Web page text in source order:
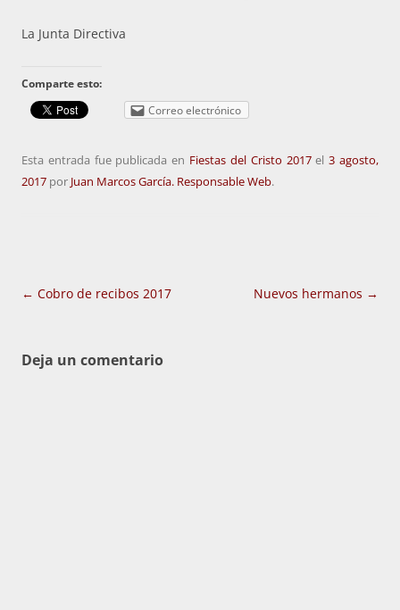
La Junta Directiva
Comparte esto:
Correo electrónico
Esta entrada fue publicada en Fiestas del Cristo 2017el3 agosto,
2017 por Juan Marcos García. Responsable Web.
Navegación
← Cobro de recibos 2017 Nuevos hermanos →
Deja un comentario